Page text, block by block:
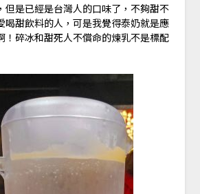
但是已經是台灣人的口味了，不夠甜不
喝甜飲料的人，可是我覺得泰奶就是應
！碎冰和甜死人不償命的煉乳不是標配